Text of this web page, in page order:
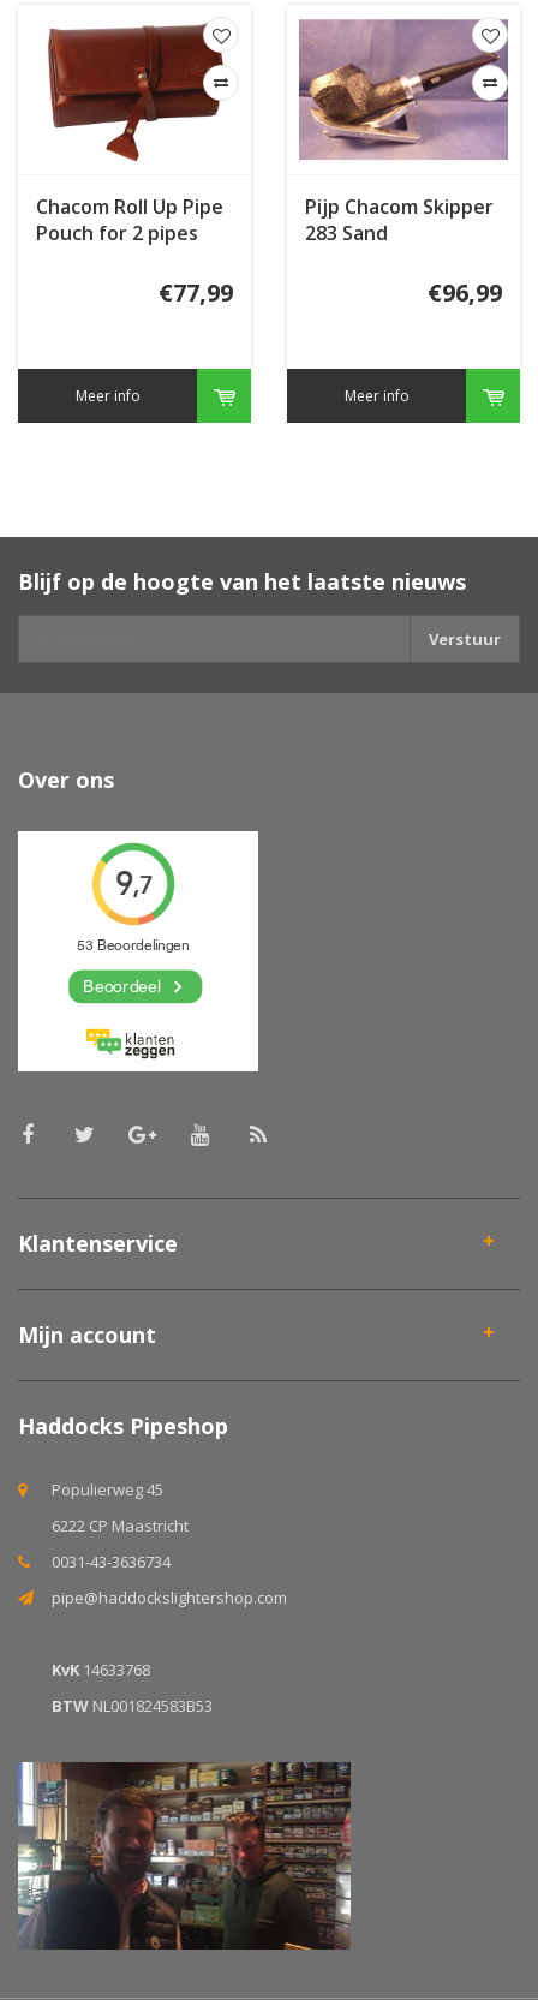
Chacom Roll Up Pipe
Pouch for 2 pipes
€77,99
Meer info
Pijp Chacom Skipper
283 Sand
€96,99
Meer info
Blijf op de hoogte van het laatste nieuws
Verstuur
Over ons
Klantenservice
Mijn account
Haddocks Pipeshop
Populierweg 45
6222 CP Maastricht
0031-43-3636734
pipe@haddockslightershop.com
KvK 14633768
BTW NL001824583B53